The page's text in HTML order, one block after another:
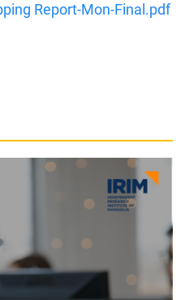
Report-Mon-Final.pdf